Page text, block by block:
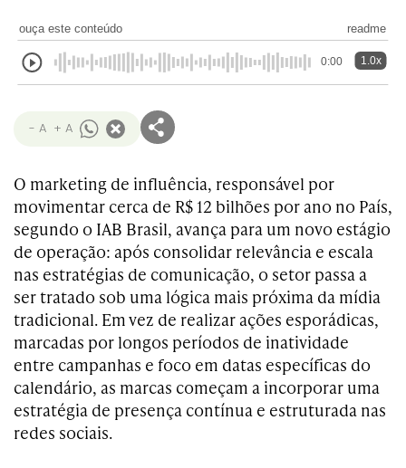
ouça este conteúdo readme
0:00 1.0x
- A + A
O marketing de influência, responsável por
movimentar cerca de R$ 12 bilhões por ano no País,
segundo o IAB Brasil, avança para um novo estágio
de operação: após consolidar relevância e escala
nas estratégias de comunicação, o setor passa a
ser tratado sob uma lógica mais próxima da mídia
tradicional. Em vez de realizar ações esporádicas,
marcadas por longos períodos de inatividade
entre campanhas e foco em datas específicas do
calendário, as marcas começam a incorporar uma
estratégia de presença contínua e estruturada nas
redes sociais.